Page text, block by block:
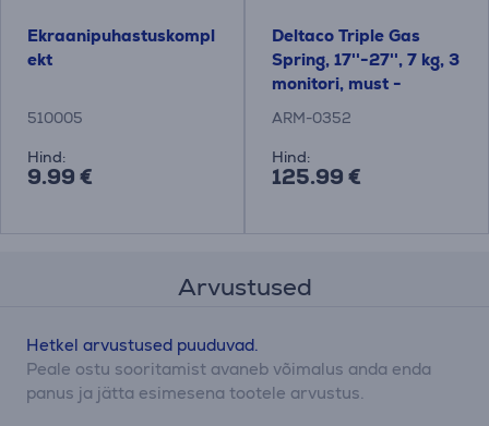
Ekraanipuhastuskompl
ekt
510005
Hind:
9.99 €
Deltaco Triple Gas
Spring, 17''-27'', 7 kg, 3
monitori, must -
Monitori lauakinnitus
ARM-0352
Hind:
125.99 €
Arvustused
Hetkel arvustused puuduvad.
Peale ostu sooritamist avaneb võimalus anda enda
panus ja jätta esimesena tootele arvustus.